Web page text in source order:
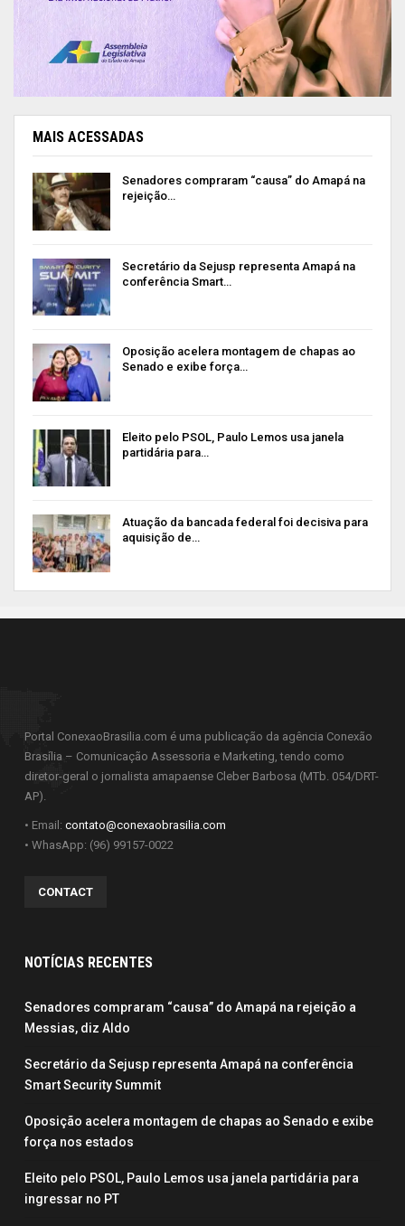
MAIS ACESSADAS
Senadores compraram “causa” do Amapá na
rejeição…
Secretário da Sejusp representa Amapá na
conferência Smart…
Oposição acelera montagem de chapas ao
Senado e exibe força…
Eleito pelo PSOL, Paulo Lemos usa janela
partidária para…
Atuação da bancada federal foi decisiva para
aquisição de…
Portal ConexaoBrasilia.com é uma publicação da agência Conexão
Brasília – Comunicação Assessoria e Marketing, tendo como
diretor-geral o jornalista amapaense Cleber Barbosa (MTb. 054/DRT-
AP).
• Email: contato@conexaobrasilia.com
• WhasApp: (96) 99157-0022
CONTACT
NOTÍCIAS RECENTES
Senadores compraram “causa” do Amapá na rejeição a
Messias, diz Aldo
Secretário da Sejusp representa Amapá na conferência
Smart Security Summit
Oposição acelera montagem de chapas ao Senado e exibe
força nos estados
Eleito pelo PSOL, Paulo Lemos usa janela partidária para
ingressar no PT